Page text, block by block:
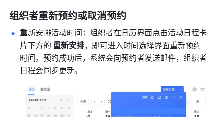
组织者重新预约或取消预约
重新安排活动时间：组织者在日历界面点击活动日程卡
片下方的 重新安排，即可进入时间选择界面重新预约
时间。预约成功后，系统会向预约者发送邮件，组织者
日程会同步更新。